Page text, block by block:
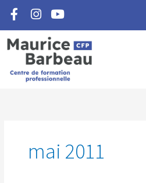
contenu
F
a
c
e
b
o
I
n
s
t
a
g
r
Y
o
u
t
u
b
e
mai 2011